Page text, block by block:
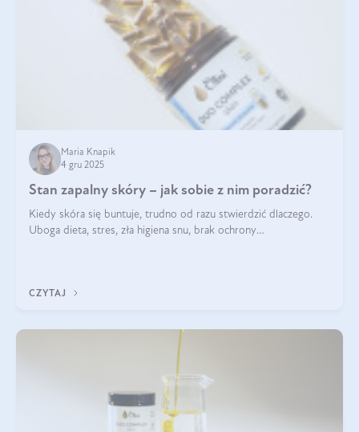
Maria Knapik
4 gru 2025
Stan zapalny skóry – jak sobie z nim poradzić?
Kiedy skóra się buntuje, trudno od razu stwierdzić dlaczego.
Uboga dieta, stres, zła higiena snu, brak ochrony
CZYTAJ